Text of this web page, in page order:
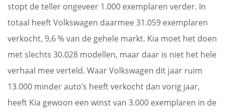
stopt de teller ongeveer 1.000 exemplaren verder. In
totaal heeft Volkswagen daarmee 31.059 exemplaren
verkocht, 9,6 % van de gehele markt. Kia moet het doen
met slechts 30.028 modellen, maar daar is niet het hele
verhaal mee verteld. Waar Volkswagen dit jaar ruim
13.000 minder auto’s heeft verkocht dan vorig jaar,
heeft Kia gewoon een winst van 3.000 exemplaren in de